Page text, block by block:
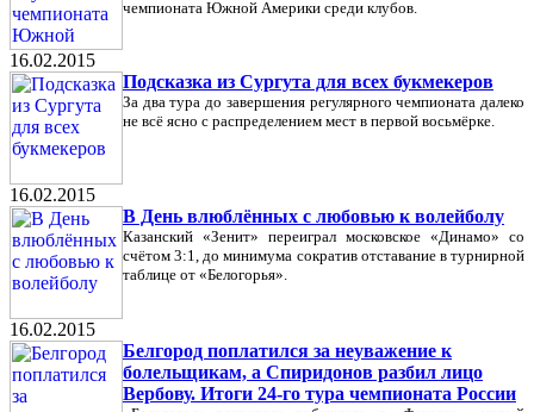
чемпионата Южной Америки среди клубов.
16.02.2015
Подсказка из Сургута для всех букмекеров
За два тура до завершения регулярного чемпионата далеко
не всё ясно с распределением мест в первой восьмёрке.
16.02.2015
В День влюблённых с любовью к волейболу
Казанский «Зенит» переиграл московское «Динамо» со
счётом 3:1, до минимума сократив отставание в турнирной
таблице от «Белогорья».
16.02.2015
Белгород поплатился за неуважение к
болельщикам, а Спиридонов разбил лицо
Вербову. Итоги 24-го тура чемпионата России